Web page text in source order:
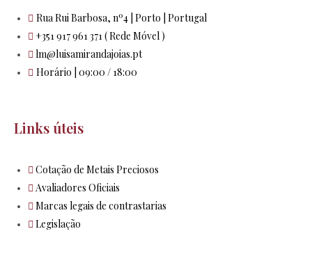
Rua Rui Barbosa, nº4 | Porto | Portugal
+351 917 961 371 ( Rede Móvel )
lm@luisamirandajoias.pt
Horário | 09:00 / 18:00
Links úteis
Cotação de Metais Preciosos
Avaliadores Oficiais
Marcas legais de contrastarias
Legislação